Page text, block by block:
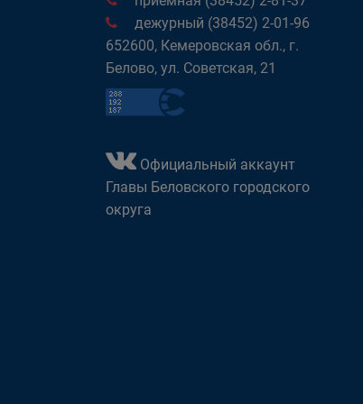
дежурный (38452) 2-01-96
652600, Кемеровская обл., г.
Белово, ул. Советская, 21
Официальный аккаунт
Главы Беловского городского
округа